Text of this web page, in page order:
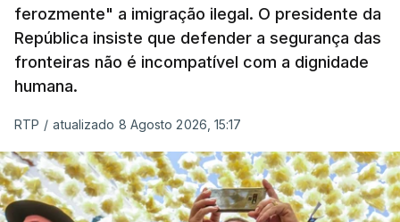
ferozmente" a imigração ilegal. O presidente da
República insiste que defender a segurança das
fronteiras não é incompatível com a dignidade
humana.
RTP / atualizado 8 Agosto 2026, 15:17